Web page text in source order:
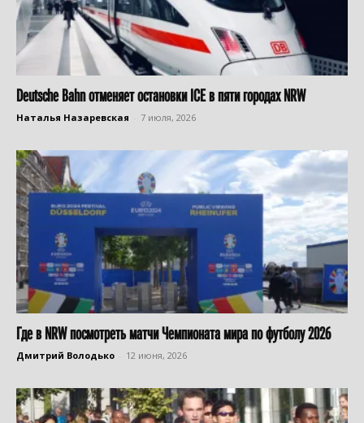
Deutsche Bahn отменяет остановки ICE в пяти городах NRW
Наталья Назаревская 7 июля, 2026
Где в NRW посмотреть матчи Чемпионата мира по футболу 2026
Дмитрий Володько 12 июня, 2026